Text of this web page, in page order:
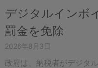
デジタルインボ
罰金を免除
2026年8月3日
政府は、納税者がデジタ